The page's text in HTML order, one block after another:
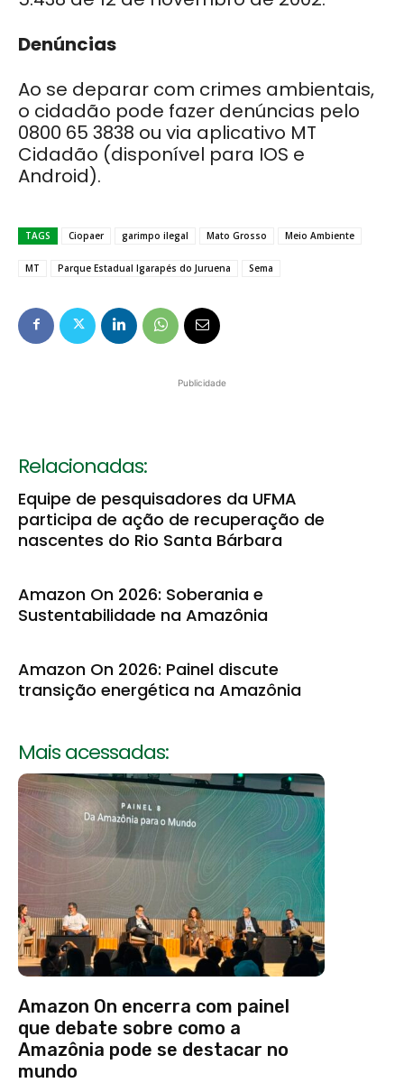
Denúncias
Ao se deparar com crimes ambientais,
o cidadão pode fazer denúncias pelo
0800 65 3838 ou via aplicativo MT
Cidadão (disponível para IOS e
Android).
TAGS Ciopaer garimpo ilegal Mato Grosso Meio Ambiente
MT Parque Estadual Igarapés do Juruena Sema
Publicidade
Relacionadas:
Equipe de pesquisadores da UFMA
participa de ação de recuperação de
nascentes do Rio Santa Bárbara
Amazon On 2026: Soberania e
Sustentabilidade na Amazônia
Amazon On 2026: Painel discute
transição energética na Amazônia
Mais acessadas:
Amazon On encerra com painel
que debate sobre como a
Amazônia pode se destacar no
mundo